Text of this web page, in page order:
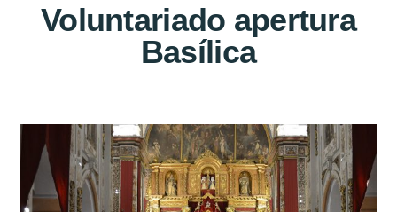
Voluntariado apertura
Basílica